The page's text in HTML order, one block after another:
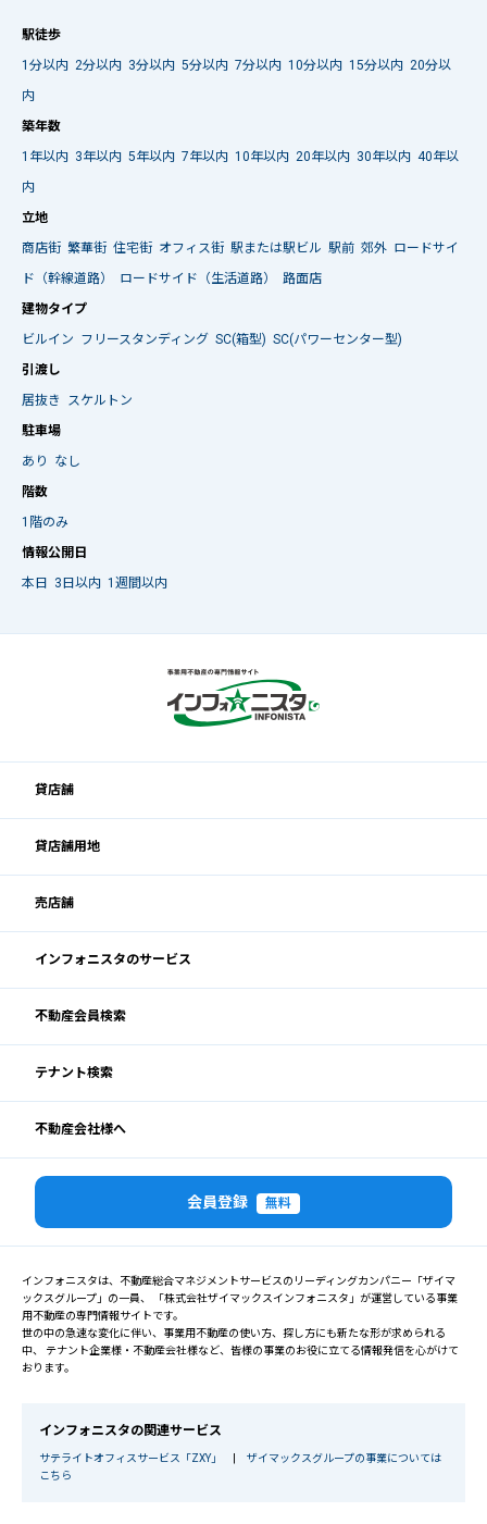
駅徒歩
1分以内 2分以内 3分以内 5分以内 7分以内 10分以内 15分以内 20分以
内
築年数
1年以内 3年以内 5年以内 7年以内 10年以内 20年以内 30年以内 40年以
内
立地
商店街 繁華街 住宅街 オフィス街 駅または駅ビル 駅前 郊外 ロードサイ
ド（幹線道路）
ロードサイド（生活道路）
路面店
建物タイプ
ビルイン フリースタンディング SC(箱型) SC(パワーセンター型)
引渡し
居抜き
スケルトン
駐車場
あり
なし
階数
1階のみ
情報公開日
本日
3日以内 1週間以内
貸店舗
貸店舗用地
売店舗
インフォニスタのサービス
不動産会員検索
テナント検索
不動産会社様へ
会員登録 無料
インフォニスタは、不動産総合マネジメントサービスのリーディングカンパニー「ザイマ
ックスグループ」の一員、 「株式会社ザイマックスインフォニスタ」が運営している事業
用不動産の専門情報サイトです。
世の中の急速な変化に伴い、事業用不動産の使い方、探し方にも新たな形が求められる
中、 テナント企業様・不動産会社様など、皆様の事業のお役に立てる情報発信を心がけて
おります。
インフォニスタの関連サービス
サテライトオフィスサービス「ZXY」
ザイマックスグループの事業については
こちら